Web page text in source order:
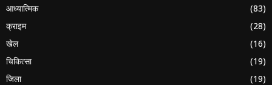
आध्यात्मिक
(83)
क्राइम
(28)
खेल
(16)
चिकित्सा
(19)
जिला
(19)